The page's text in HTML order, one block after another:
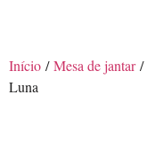
Início /Mesa de jantar/
Luna